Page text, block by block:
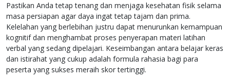
Pastikan Anda tetap tenang dan menjaga kesehatan fisik selama
masa persiapan agar daya ingat tetap tajam dan prima.
Kelelahan yang berlebihan justru dapat menurunkan kemampuan
kognitif dan menghambat proses penyerapan materi latihan
verbal yang sedang dipelajari. Keseimbangan antara belajar keras
dan istirahat yang cukup adalah formula rahasia bagi para
peserta yang sukses meraih skor tertinggi.